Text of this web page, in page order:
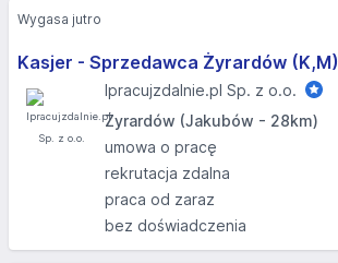
Kasjer - Sprzedawca Żyrardów (K,M)
Ipracujzdalnie.pl Sp. z o.o.
Żyrardów (Jakubów - 28km)
umowa o pracę
rekrutacja zdalna
praca od zaraz
bez doświadczenia
Wygasa jutro